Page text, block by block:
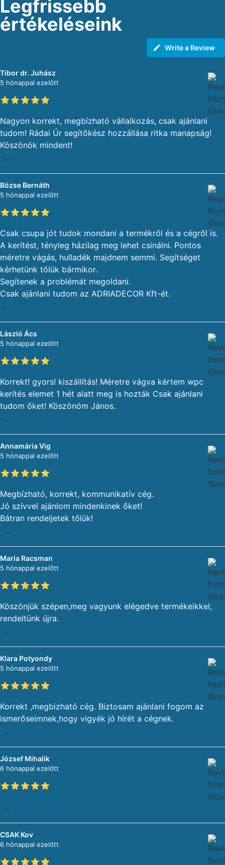
Legfrissebb
értékeléseink
Write a Review
Tibor dr. Juhász
5 hónappal ezelőtt
Nagyon korrekt, megbízható vállalkozás, csak ajánlani
tudom! Rádai Úr segítőkész hozzállása ritka manapság!
Köszönök mindent!
...
Bözse Bernáth
5 hónappal ezelőtt
Csak csupa jót tudok mondani a termékről és a cégről is.
A kerítést, tényleg házilag meg lehet csinálni. Pontos
méretre vágás, hulladék majdnem semmi. Segítséget
kérhetünk tőlük bármikor.
Segítenek a problémát megoldani.
Csak ajánlani tudom az ADRIADECOR Kft-ét.
...
László Ács
5 hónappal ezelőtt
Korrekt! gyors! kiszállítás! Méretre vágva kértem wpc
kerítés elemet 1 hét alatt meg is hozták Csak ajánlani
tudom őket! Köszönöm János.
...
Annamária Vig
5 hónappal ezelőtt
Megbízható, korrekt, kommunikatív cég.
Jó szívvel ajánlom mindenkinek őket!
Bátran rendeljetek tőlük!
...
Maria Racsman
5 hónappal ezelőtt
Köszönjük szépen,meg vagyunk elégedve termékeikkel,
rendeltünk újra.
...
Klara Potyondy
5 hónappal ezelőtt
Korrekt ,megbizható cég. Biztosam ajánlani fogom az
ismerőseimnek,hogy vigyék jó hírét a cégnek.
...
József Mihalik
6 hónappal ezelőtt
...
CSAK Kov
6 hónappal ezelőtt